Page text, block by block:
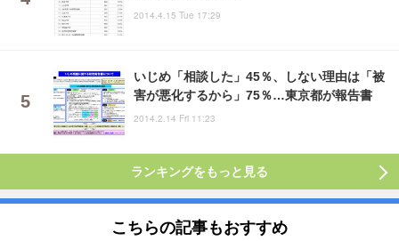
2014.4.15 Tue 17:29
いじめ「相談した」45％、しない理由は「被
害が悪化するから」75％…東京都が報告書
2014.2.14 Fri 11:23
ランキングをもっと見る
こちらの記事もおすすめ